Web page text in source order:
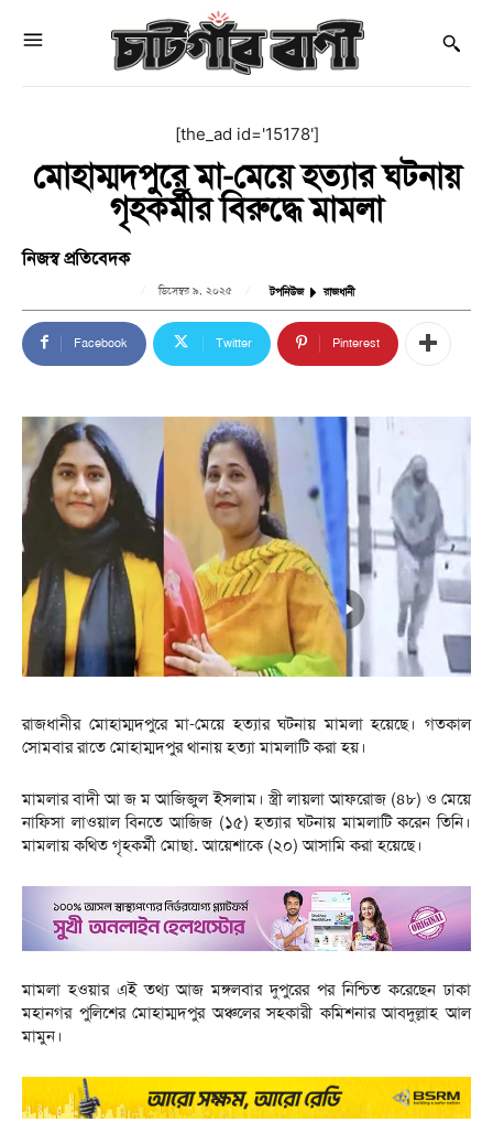
[the_ad id='15178']
মোহাম্মদপুরে মা-মেয়ে হত্যার ঘটনায়
গৃহকর্মীর বিরুদ্ধে মামলা
নিজস্ব প্রতিবেদক
ডিসেম্বর ৯, ২০২৫ টপনিউজ রাজধানী
Facebook Twitter Pinterest
রাজধানীর মোহাম্মদপুরে মা-মেয়ে হত্যার ঘটনায় মামলা হয়েছে। গতকাল
সোমবার রাতে মোহাম্মদপুর থানায় হত্যা মামলাটি করা হয়।
মামলার বাদী আ জ ম আজিজুল ইসলাম। স্ত্রী লায়লা আফরোজ (৪৮) ও মেয়ে
নাফিসা লাওয়াল বিনতে আজিজ (১৫) হত্যার ঘটনায় মামলাটি করেন তিনি।
মামলায় কথিত গৃহকর্মী মোছা. আয়েশাকে (২০) আসামি করা হয়েছে।
মামলা হওয়ার এই তথ্য আজ মঙ্গলবার দুপুরের পর নিশ্চিত করেছেন ঢাকা
মহানগর পুলিশের মোহাম্মদপুর অঞ্চলের সহকারী কমিশনার আবদুল্লাহ আল
মামুন।